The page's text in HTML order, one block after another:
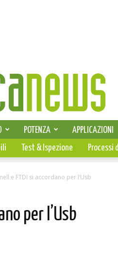
SELEZIONE DI ELETTRONICA
POTENZA APPLICAZIONI
PCBTest & Ispezione Processi
e FTDI si accordano per l’Usb
per l’Usb